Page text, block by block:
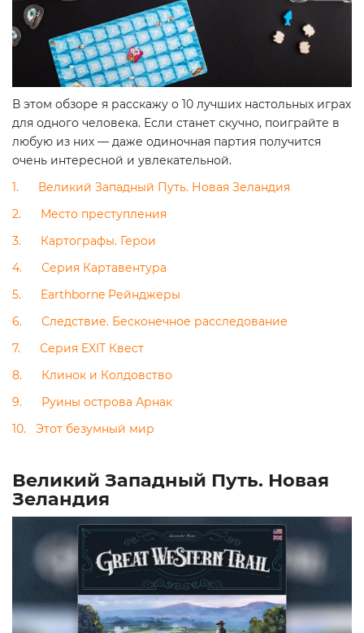
В этом обзоре я расскажу о 10 лучших настольных играх
для одного человека. Если станет скучно, поиграйте в
любую из них — даже одиночная партия получится
очень интересной и увлекательной.
1. Великий Западный Путь. Новая Зеландия
2. Место преступления
3. Картографы. Герои
4. Серия Картавентура
5. Earthborne Рейнджеры
6. Следствие. Бесконечное расследование
7. Серия EXIT Квест
8. Клинок и Колдовство
9. Руины острова Арнак
10. Этот безумный мир
Великий Западный Путь. Новая
Зеландия